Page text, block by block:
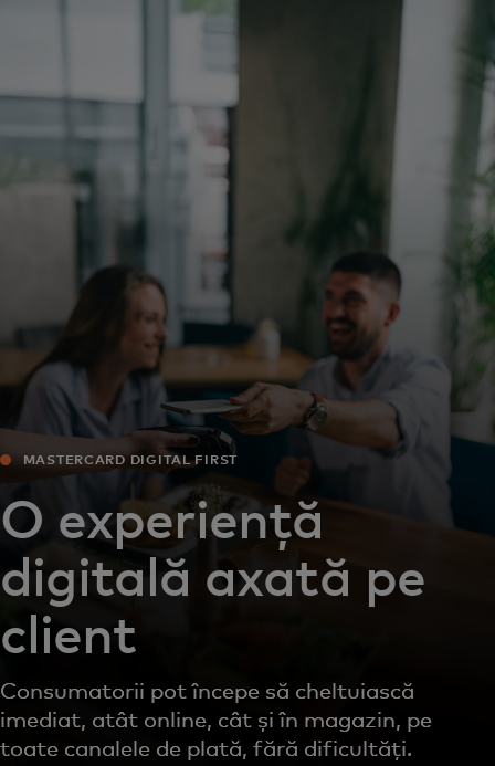
Pentru companii
Pentru întreaga lume
Pentru inovatori
Știri și tendințe
MASTERCARD DIGITAL FIRST
O experiență
digitală axată pe
client
Consumatorii pot începe să cheltuiască
imediat, atât online, cât și în magazin, pe
toate canalele de plată, fără dificultăți.